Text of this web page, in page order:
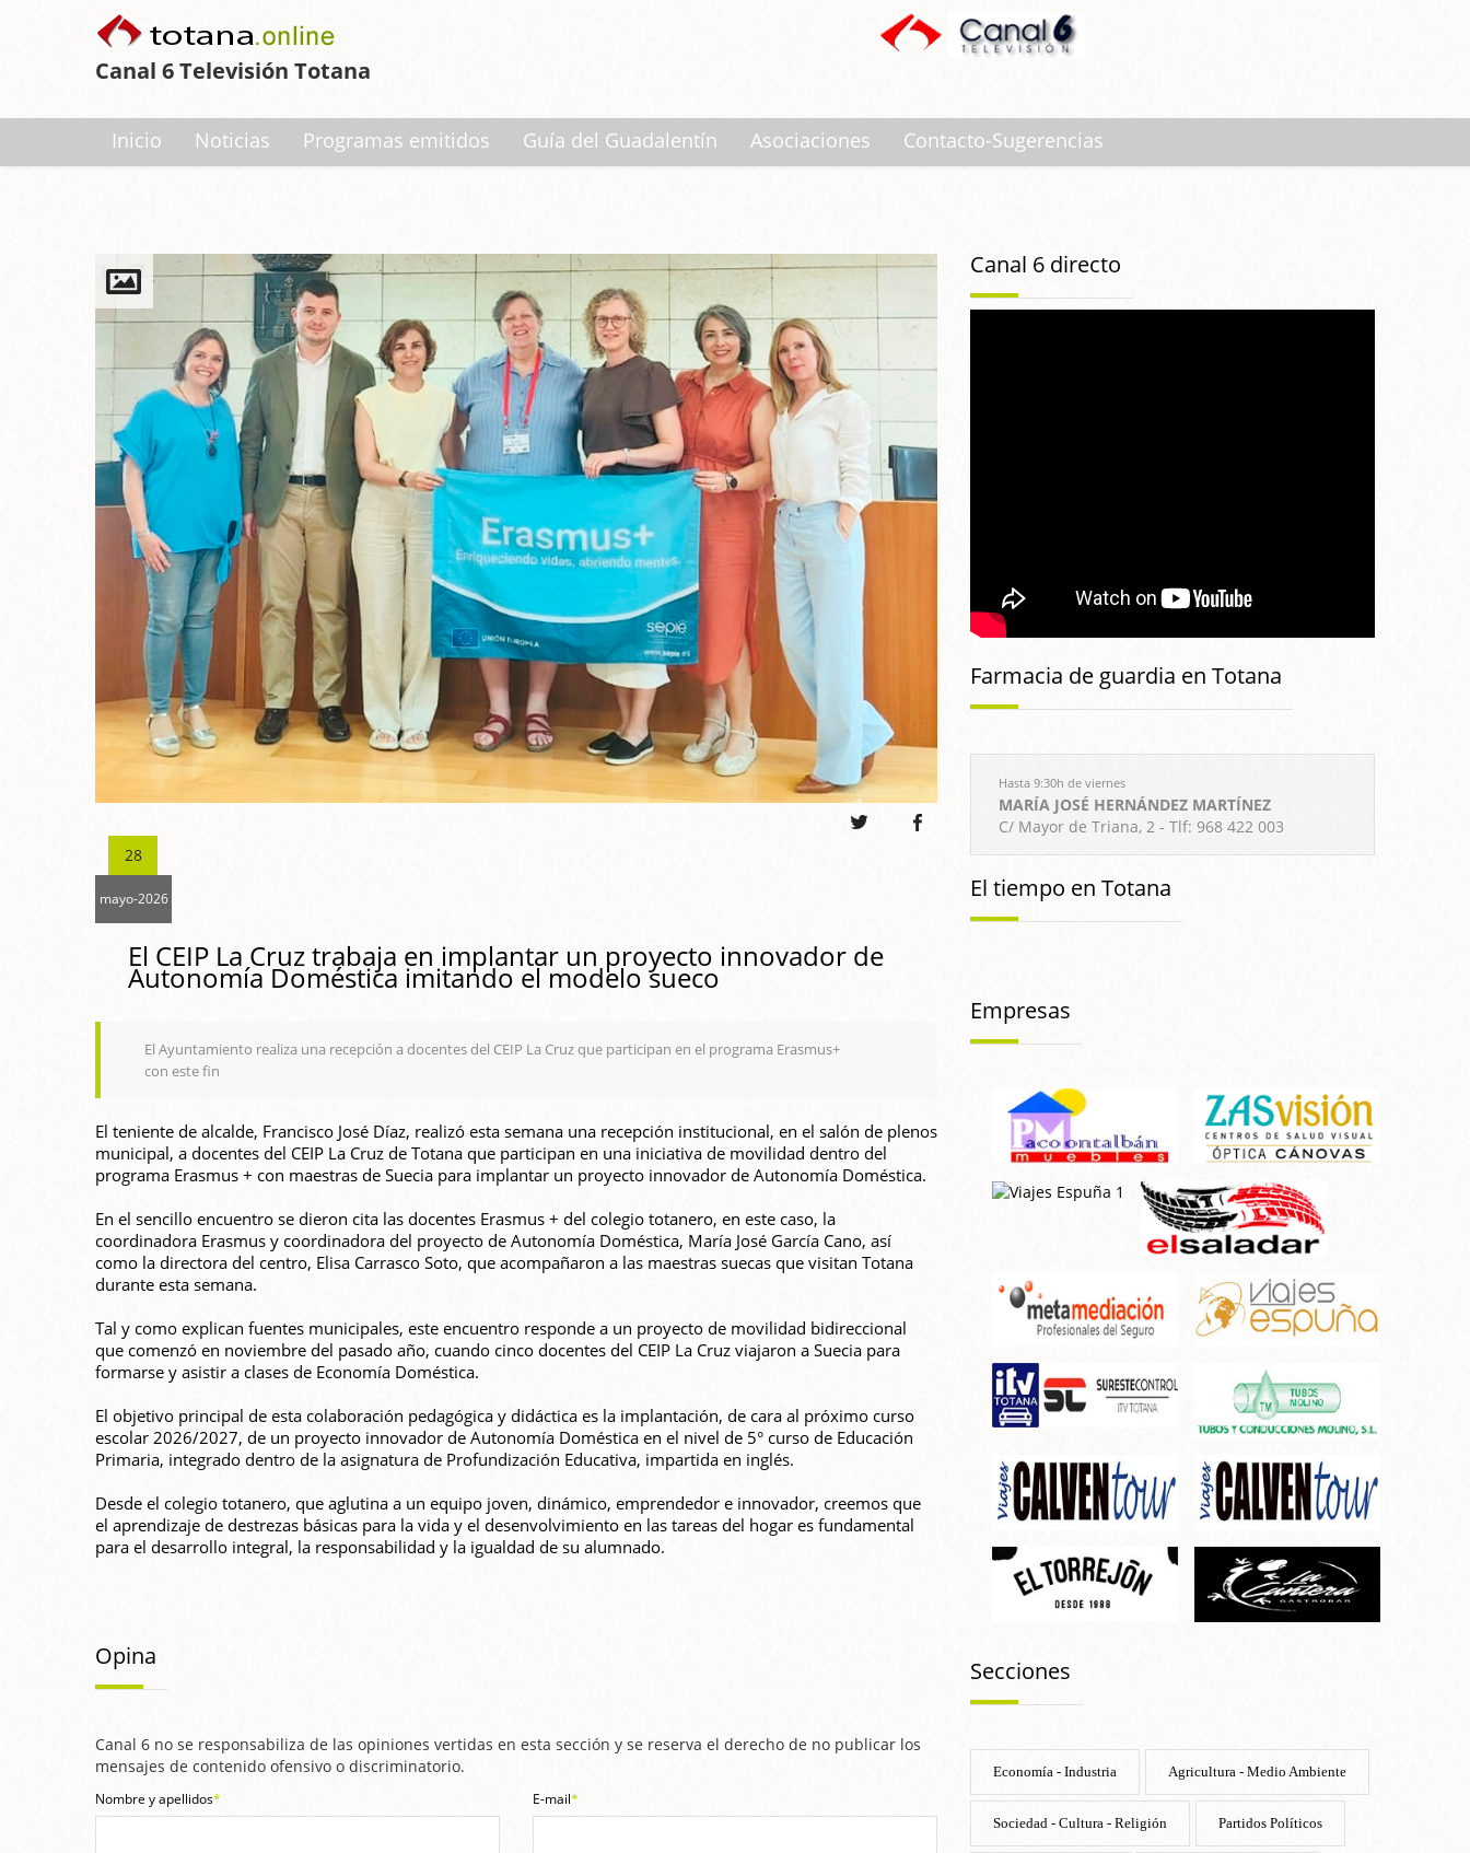
Canal 6 Televisión Totana
Inicio Noticias Programas emitidos Guía del Guadalentín Asociaciones Contacto-Sugerencias
28
mayo-2026
El CEIP La Cruz trabaja en implantar un proyecto innovador de
Autonomía Doméstica imitando el modelo sueco
El Ayuntamiento realiza una recepción a docentes del CEIP La Cruz que participan en el programa Erasmus+
con este fin
El teniente de alcalde, Francisco José Díaz, realizó esta semana una recepción institucional, en el salón de plenos
municipal, a docentes del CEIP La Cruz de Totana que participan en una iniciativa de movilidad dentro del
programa Erasmus + con maestras de Suecia para implantar un proyecto innovador de Autonomía Doméstica.
En el sencillo encuentro se dieron cita las docentes Erasmus + del colegio totanero, en este caso, la
coordinadora Erasmus y coordinadora del proyecto de Autonomía Doméstica, María José García Cano, así
como la directora del centro, Elisa Carrasco Soto, que acompañaron a las maestras suecas que visitan Totana
durante esta semana.
Tal y como explican fuentes municipales, este encuentro responde a un proyecto de movilidad bidireccional
que comenzó en noviembre del pasado año, cuando cinco docentes del CEIP La Cruz viajaron a Suecia para
formarse y asistir a clases de Economía Doméstica.
El objetivo principal de esta colaboración pedagógica y didáctica es la implantación, de cara al próximo curso
escolar 2026/2027, de un proyecto innovador de Autonomía Doméstica en el nivel de 5° curso de Educación
Primaria, integrado dentro de la asignatura de Profundización Educativa, impartida en inglés.
Desde el colegio totanero, que aglutina a un equipo joven, dinámico, emprendedor e innovador, creemos que
el aprendizaje de destrezas básicas para la vida y el desenvolvimiento en las tareas del hogar es fundamental
para el desarrollo integral, la responsabilidad y la igualdad de su alumnado.
Opina
Canal 6 no se responsabiliza de las opiniones vertidas en esta sección y se reserva el derecho de no publicar los
mensajes de contenido ofensivo o discriminatorio.
Nombre y apellidos* E-mail*
Canal 6 directo
Farmacia de guardia en Totana
Hasta 9:30h de viernes
MARÍA JOSÉ HERNÁNDEZ MARTÍNEZ
C/ Mayor de Triana, 2 - Tlf: 968 422 003
El tiempo en Totana
Empresas
Secciones
Economía - Industria Agricultura - Medio Ambiente
Sociedad - Cultura - Religión Partidos Políticos